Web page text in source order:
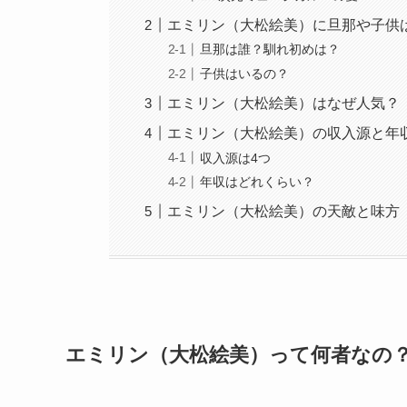
エミリン（大松絵美）に旦那や子供
旦那は誰？馴れ初めは？
子供はいるの？
エミリン（大松絵美）はなぜ人気？
エミリン（大松絵美）の収入源と年
収入源は4つ
年収はどれくらい？
エミリン（大松絵美）の天敵と味方
エミリン（大松絵美）って何者なの？